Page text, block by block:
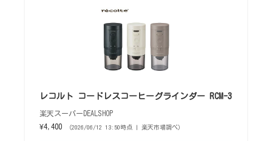
レコルト コードレスコーヒーグラインダー RCM-3
楽天スーパーDEALSHOP
¥4,400
（2026/06/12 13:50時点 | 楽天市場調べ）